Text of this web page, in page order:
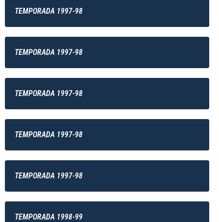
TEMPORADA 1997-98
TEMPORADA 1997-98
TEMPORADA 1997-98
TEMPORADA 1997-98
TEMPORADA 1997-98
TEMPORADA 1998-99